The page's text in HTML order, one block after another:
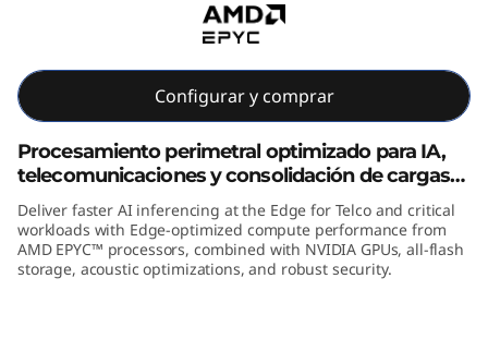
E
g
e
A
Configurar y comprar
Procesamiento perimetral optimizado para IA,
telecomunicaciones y consolidación de cargas
de trabajo
Deliver faster AI inferencing at the Edge for Telco and critical
workloads with Edge-optimized compute performance from
AMD EPYC™ processors, combined with NVIDIA GPUs, all-flash
storage, acoustic optimizations, and robust security.